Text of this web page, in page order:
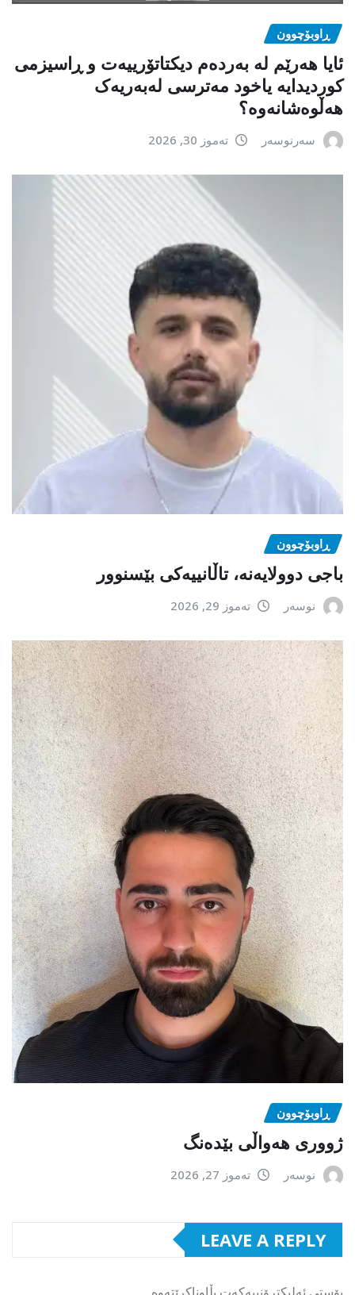
ڕاوبۆچوون
ئایا هەرێم لە بەردەم دیکتاتۆرییەت و ڕاسیزمی
کوردیدایە یاخود مەترسی لەبەریەک
هەڵوەشانەوە؟
سەرنوسەر تەموز 30, 2026
ڕاوبۆچوون
باجی دوولایەنە، تاڵانییەکی بێسنوور
نوسەر تەموز 29, 2026
ڕاوبۆچوون
ژووری هەواڵی بێدەنگ
نوسەر تەموز 27, 2026
LEAVE A REPLY